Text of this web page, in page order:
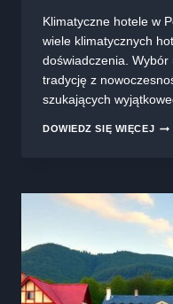
Klimatyczne hotele w
wiele klimatycznych
doświadczenia. Wybór
tradycję z
szukających
DOWIEDZ SIĘ WIĘCEJ
NA